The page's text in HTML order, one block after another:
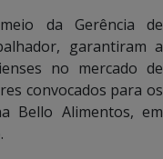
da Gerência de
garantiram a
no mercado de
convocados para os
Bello Alimentos, em